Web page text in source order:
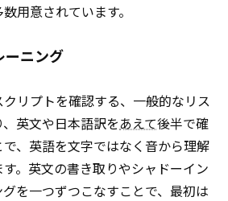
用意されています。
ーニング
リプトを確認する、一般的なリス
英文や日本語訳をあえて後半で確
、英語を文字ではなく音から理解
。英文の書き取りやシャドーイン
を一つずつこなすことで、最初は